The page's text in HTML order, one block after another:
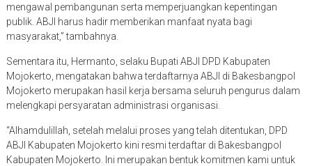
mengawal pembangunan serta memperjuangkan kepentingan
publik. ABJI harus hadir memberikan manfaat nyata bagi
masyarakat,” tambahnya.
Sementara itu, Hermanto, selaku Bupati ABJI DPD Kabupaten
Mojokerto, mengatakan bahwa terdaftarnya ABJI di Bakesbangpol
Mojokerto merupakan hasil kerja bersama seluruh pengurus dalam
melengkapi persyaratan administrasi organisasi.
“Alhamdulillah, setelah melalui proses yang telah ditentukan, DPD
ABJI Kabupaten Mojokerto kini resmi terdaftar di Bakesbangpol
Kabupaten Mojokerto. Ini merupakan bentuk komitmen kami untuk